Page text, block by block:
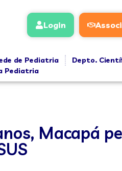
Login
de Pediatria Depto.
Pediatria
Macapá